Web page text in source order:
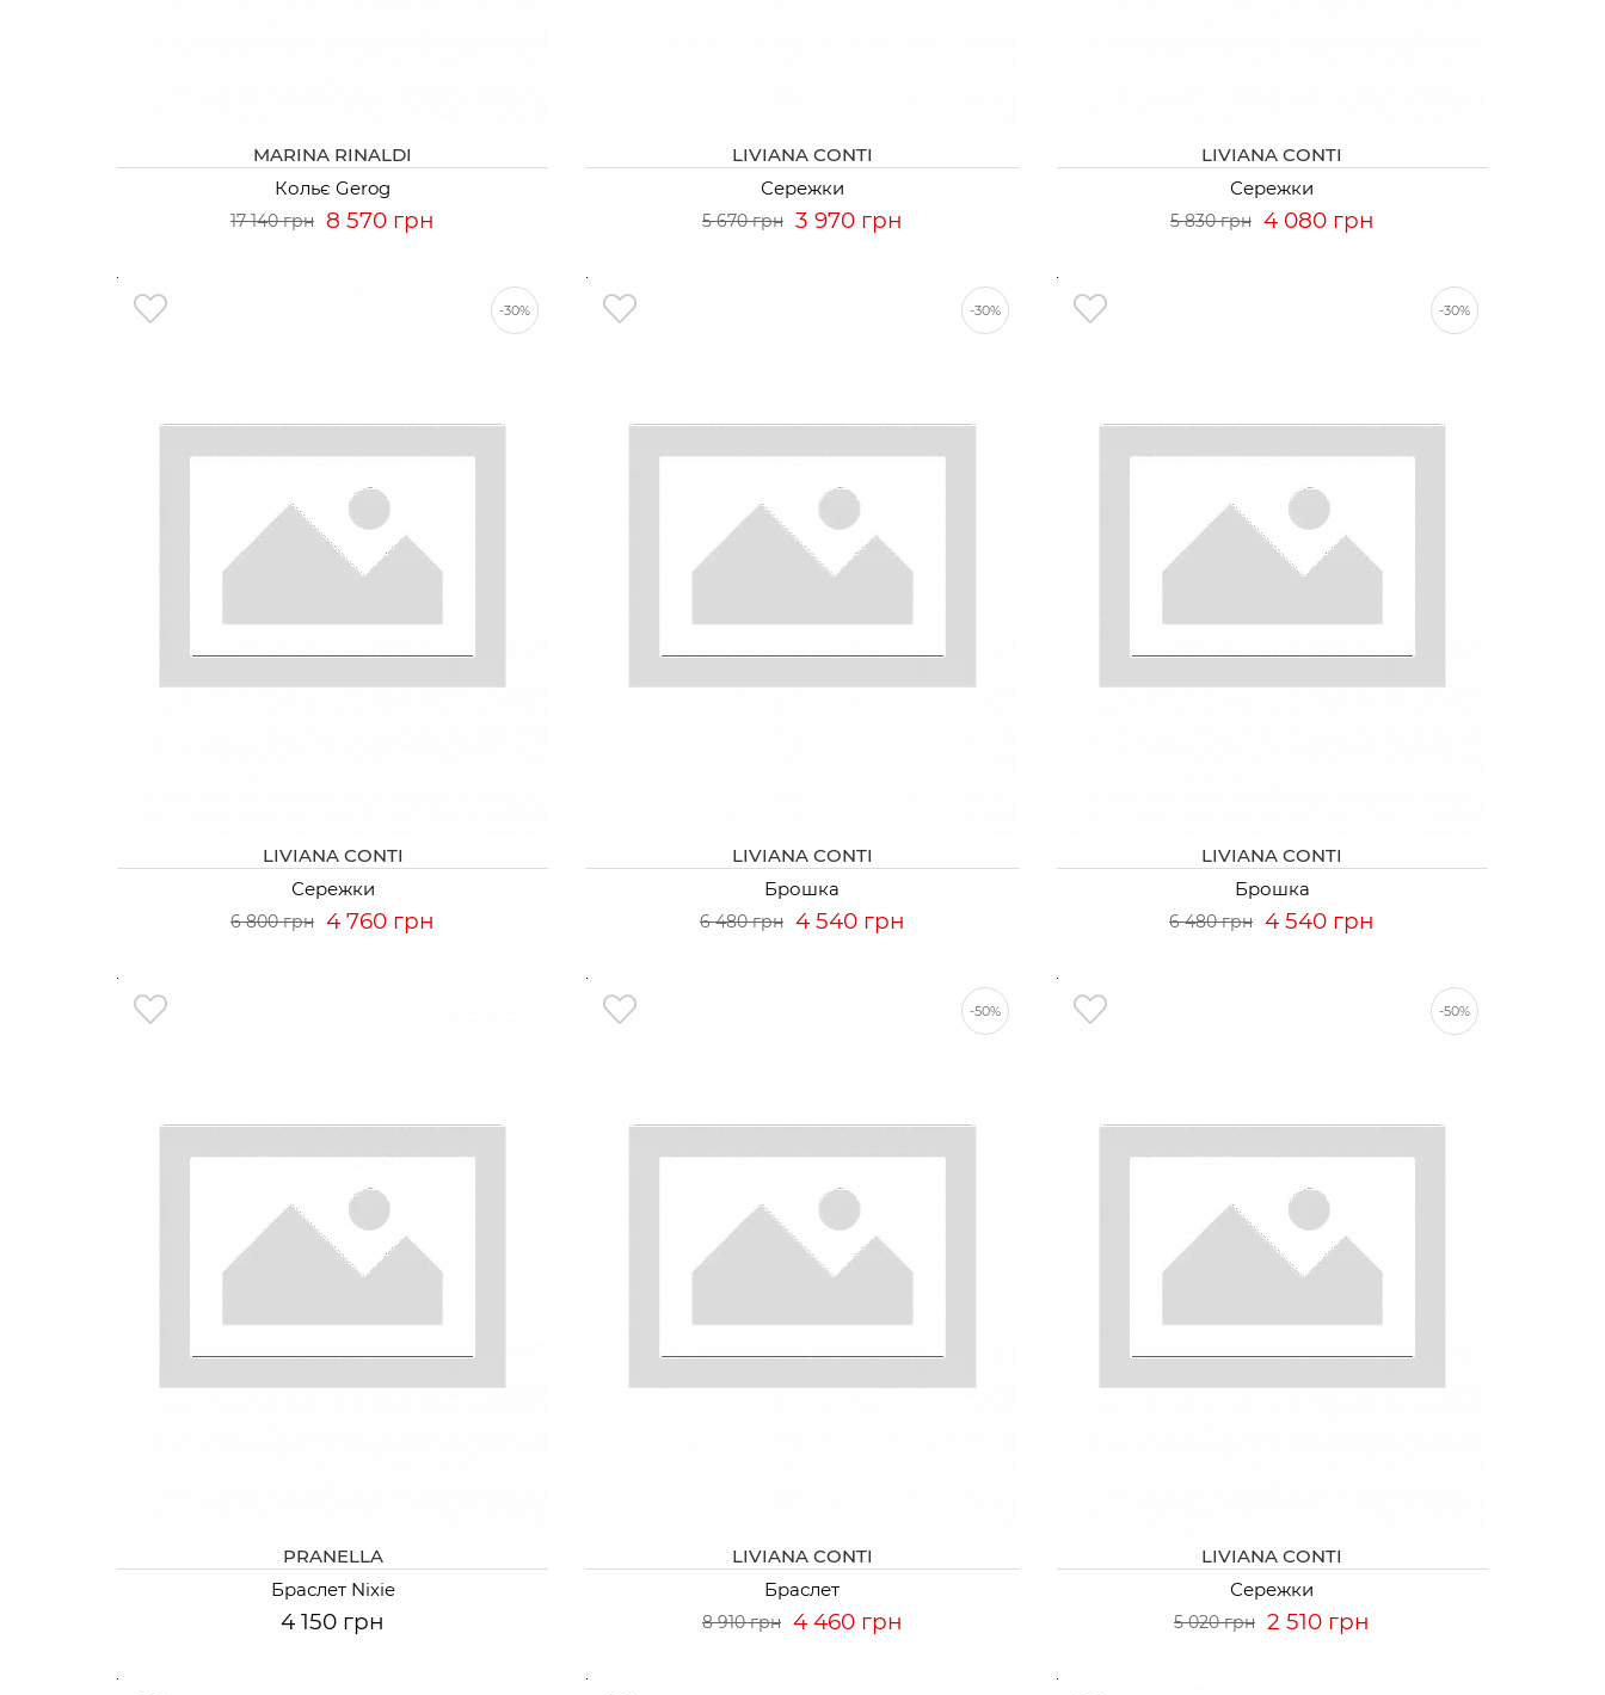
MARINA RINALDI
Кольє Gerog
17 140 грн 8 570 грн
LIVIANA CONTI
Сережки
5 670 грн 3 970 грн
LIVIANA CONTI
Сережки
5 830 грн 4 080 грн
-30%
LIVIANA CONTI
Сережки
6 800 грн 4 760 грн
-30%
LIVIANA CONTI
Брошка
6 480 грн 4 540 грн
-30%
LIVIANA CONTI
Брошка
6 480 грн 4 540 грн
PRANELLA
Браслет Nixie
4 150 грн
-50%
LIVIANA CONTI
Браслет
8 910 грн 4 460 грн
-50%
LIVIANA CONTI
Сережки
5 020 грн 2 510 грн